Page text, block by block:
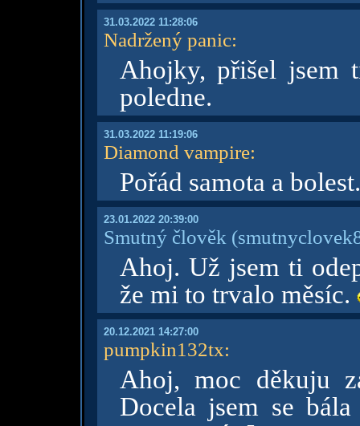
31.03.2022 11:28:06
Nadržený panic:
Ahojky, přišel jsem
poledne.
31.03.2022 11:19:06
Diamond vampire:
Pořád samota a
23.01.2022 20:39:00
Smutný člověk
Ahoj. Už jsem ti
že mi to trvalo měsíc.
20.12.2021 14:27:00
pumpkin132tx:
Ahoj, moc děkuju
Docela jsem se